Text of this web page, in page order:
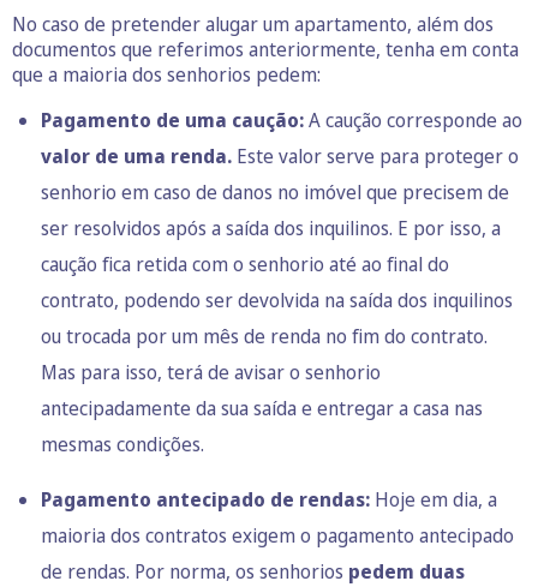
No caso de pretender alugar um apartamento, além dos
documentos que referimos anteriormente, tenha em conta
que a maioria dos senhorios pedem:
Pagamento de uma caução:A caução corresponde ao
valor de uma renda. Este valor serve para proteger o
senhorio em caso de danos no imóvel que precisem de
ser resolvidos após a saída dos inquilinos. E por isso, a
caução fica retida com o senhorio até ao final do
contrato, podendo ser devolvida na saída dos inquilinos
ou trocada por um mês de renda no fim do contrato.
Mas para isso, terá de avisar o senhorio
antecipadamente da sua saída e entregar a casa nas
mesmas condições.
Pagamento antecipado de rendas: Hoje em dia, a
maioria dos contratos exigem o pagamento antecipado
de rendas. Por norma, os senhorios pedem duas